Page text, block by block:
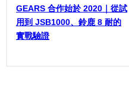
GEARS 合作始於 2020｜從試
用到 JSB1000、鈴鹿 8 耐的
實戰驗證